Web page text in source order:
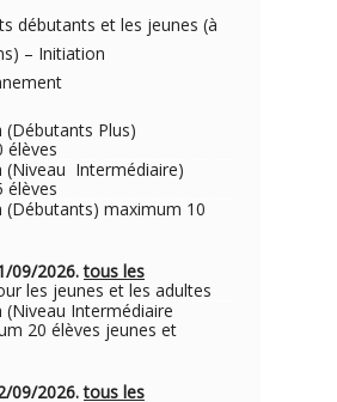
débutants et les jeunes (à
– Initiation
(Débutants Plus)
élèves
(Niveau Intermédiaire)
élèves
(Débutants) maximum 10
09/2026.tous les
les jeunes et les adultes
(Niveau Intermédiaire
20 élèves jeunes et
09/2026.tous les